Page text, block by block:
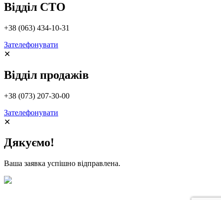
Відділ СТО
+38 (063) 434-10-31
Зателефонувати
✕
Відділ продажів
+38 (073) 207-30-00
Зателефонувати
✕
Дякуємо!
Ваша заявка успішно відправлена.